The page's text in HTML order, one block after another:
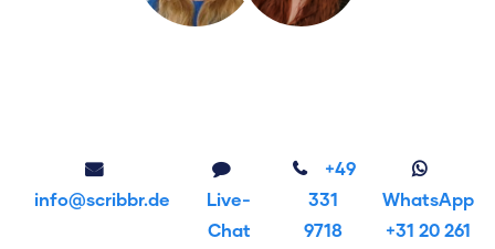
info@scribbr.de
Live-
Chat
+49
331
9718
WhatsApp
+31 20 261